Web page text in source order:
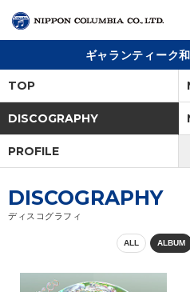
閉じ
アーティスト
ジャンル
ギャランティーク
TOP
DISCOGRAPHY
PROFILE
DISCOGRAPHY
ディスコグラフィ
ALL ALBUM